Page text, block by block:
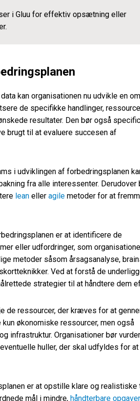
i Gluu for effektiv opsætning eller
kan organisationen nu udvikle en
de specifikke handlinger,
resultater. Den bør også
brugt til at evaluere succesen af
i udviklingen af forbedringsplanen
fra alle interessenter. Derudover
lean eller agile metoder for at
er at identificere de
eller udfordringer, som
metoder såsom årsagsanalyse,
Ved at forstå de
strategier til at håndtere dem
de ressourcer, der kræves for at
økonomiske ressourcer, men også
infrastruktur. Organisationer bør
huller, der skal udfyldes for at
er at opstille klare og realistiske
mål i mindre, håndterbare